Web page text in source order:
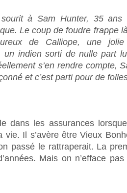
sourit à Sam Hunter, 35
Le coup de foudre frappe
de Calliope, une
un indien sorti de nulle part
s’en rendre compte,
et c’est parti pour de
dans les assurances
vie. Il s’avère être Vieux
passé le rattraperait. La
Mais on n’efface